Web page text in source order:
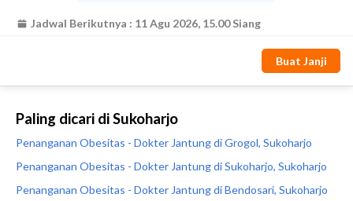
Paling dicari di Sukoharjo
Penanganan Obesitas - Dokter Jantung di Grogol, Sukoharjo
Penanganan Obesitas - Dokter Jantung di Sukoharjo, Sukoharjo
Penanganan Obesitas - Dokter Jantung di Bendosari, Sukoharjo